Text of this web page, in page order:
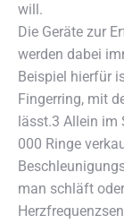
will.
Die Geräte zur
werden dabei
Beispiel hierfür
Fingerring, mit
lässt.3 Allein im
000 Ringe
man schläft